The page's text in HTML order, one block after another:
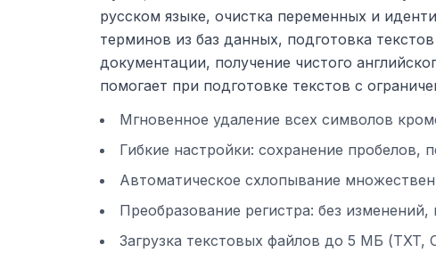
русском языке, очистка переменных и
терминов из баз данных, подготовка
документации, получение чистого
помогает при подготовке текстов с
Мгновенное удаление всех символов
Гибкие настройки: сохранение пробелов,
Автоматическое схлопывание
Преобразование регистра: без
Загрузка текстовых файлов до 5 МБ (TXT,